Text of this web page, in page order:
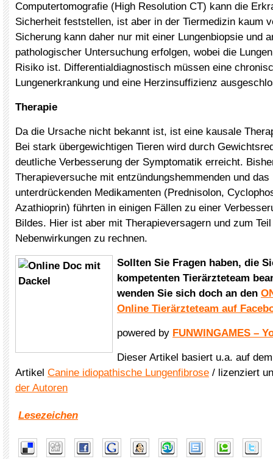
Computertomografie (High Resolution CT) kann die
Sicherheit feststellen, ist aber in der Tiermedizin kaum
Sicherung kann daher nur mit einer Lungenbiopsie und
pathologischer Untersuchung erfolgen, wobei die
Risiko ist. Differentialdiagnostisch müssen eine
Lungenerkrankung und eine Herzinsuffizienz
Therapie
Da die Ursache nicht bekannt ist, ist eine kausale
Bei stark übergewichtigen Tieren wird durch
deutliche Verbesserung der Symptomatik erreicht.
Therapieversuche mit entzündungshemmenden und
unterdrückenden Medikamenten (Prednisolon,
Azathioprin) führten in einigen Fällen zu einer
Bildes. Hier ist aber mit Therapieversagern und zum
Nebenwirkungen zu rechnen.
Sollten Sie Fragen haben, die
kompetenten Tierärzteteam
wenden Sie sich doch an den
Online Tierärzteteam auf
powered by FUNWINGAMES –
Dieser Artikel basiert u.a. auf
Artikel Canine idiopathische Lungenfibrose / lizenziert
der Autoren
Lesezeichen